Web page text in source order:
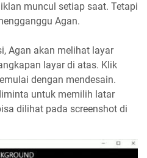
muncul setiap saat. Tetapi
Agan.
Agan akan melihat layar
layar di atas. Klik
dengan mendesain.
untuk memilih latar
dilihat pada screenshot di